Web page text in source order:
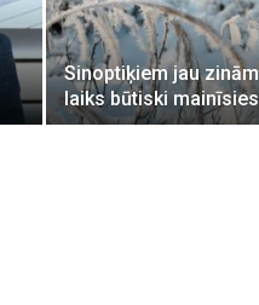
Sinoptiķiem jau
laiks būtiski mainīsies